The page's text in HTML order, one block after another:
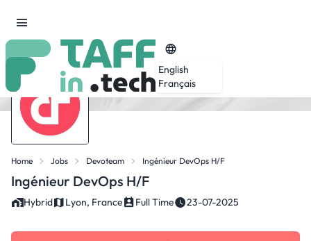
English
Français
Home Jobs Devoteam Ingénieur DevOps H/F
Ingénieur DevOps H/F
Hybrid Lyon, France Full Time 23-07-2025